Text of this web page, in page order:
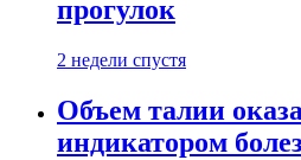
прогулок
2 недели спустя
Объем талии
индикатором